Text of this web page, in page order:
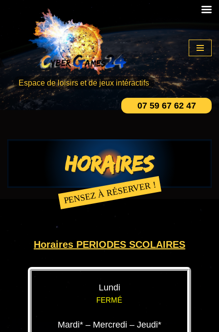
contenu
07 59 67 62 47
Espace de loisirs et de jeux intéractifs
Horaires
PENSEZ À RÉSERVER !
Horaires PERIODES SCOLAIRES
Lundi
FERMÉ
Mardi* – Mercredi – Jeudi*